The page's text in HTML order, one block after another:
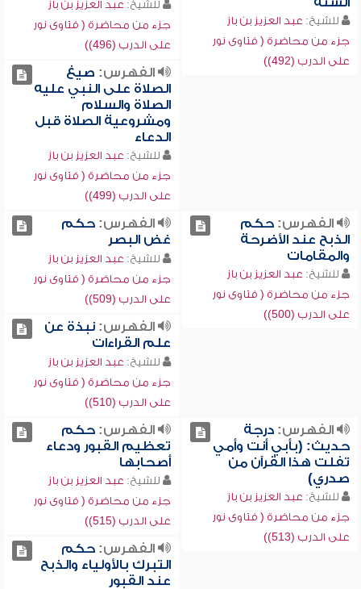
للشيخ: عبد العزيز بن باز
جزء من محاضرة ( فتاوى نور
على الدرب (492))
للشيخ: عبد العزيز بن باز
جزء من محاضرة ( فتاوى نور
على الدرب (496))
الفهرس: صيغ
الصلاة على النبي عليه
الصلاة والسلام
ومشروعية الصلاة قبل
الدعاء
للشيخ: عبد العزيز بن باز
جزء من محاضرة ( فتاوى نور
على الدرب (499))
الفهرس:حكم
الذبح عند الأضرحة
والمقامات
للشيخ: عبد العزيز بن باز
جزء من محاضرة ( فتاوى نور
على الدرب (500))
الفهرس:حكم
غض البصر
للشيخ: عبد العزيز بن باز
جزء من محاضرة ( فتاوى نور
على الدرب (509))
الفهرس:نبذة عن
علم القراءات
للشيخ: عبد العزيز بن باز
جزء من محاضرة ( فتاوى نور
على الدرب (510))
الفهرس:درجة
حديث: (بأبي أنت وأمي
تفلت هذا القرآن من
صدري)
للشيخ: عبد العزيز بن باز
جزء من محاضرة ( فتاوى نور
على الدرب (513))
الفهرس:حكم
تعظيم القبور ودعاء
أصحابها
للشيخ: عبد العزيز بن باز
جزء من محاضرة ( فتاوى نور
على الدرب (515))
الفهرس:حكم
التبرك بالأولياء والذبح
عند القبور